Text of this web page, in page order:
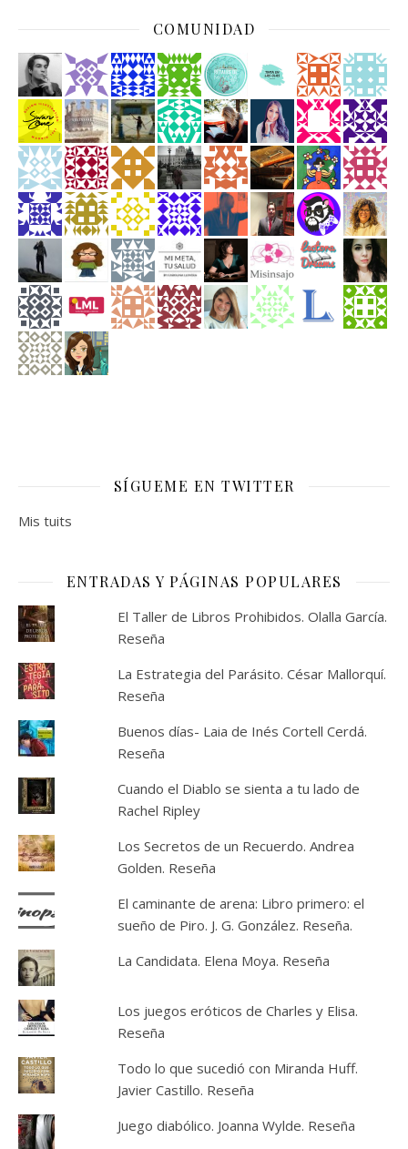
COMUNIDAD
SÍGUEME EN TWITTER
Mis tuits
ENTRADAS Y PÁGINAS POPULARES
El Taller de Libros Prohibidos. Olalla García.
Reseña
La Estrategia del Parásito. César Mallorquí.
Reseña
Buenos días- Laia de Inés Cortell Cerdá.
Reseña
Cuando el Diablo se sienta a tu lado de
Rachel Ripley
Los Secretos de un Recuerdo. Andrea
Golden. Reseña
El caminante de arena: Libro primero: el
sueño de Piro. J. G. González. Reseña.
La Candidata. Elena Moya. Reseña
Los juegos eróticos de Charles y Elisa.
Reseña
Todo lo que sucedió con Miranda Huff.
Javier Castillo. Reseña
Juego diabólico. Joanna Wylde. Reseña